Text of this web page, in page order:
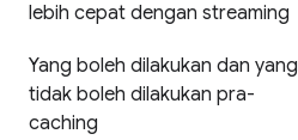
lebih cepat dengan streaming
Yang boleh dilakukan dan yang
tidak boleh dilakukan pra-
caching